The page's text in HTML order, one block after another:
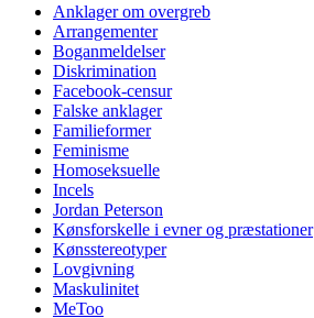
Anklager om overgreb
Arrangementer
Boganmeldelser
Diskrimination
Facebook-censur
Falske anklager
Familieformer
Feminisme
Homoseksuelle
Incels
Jordan Peterson
Kønsforskelle i evner og præstationer
Kønsstereotyper
Lovgivning
Maskulinitet
MeToo